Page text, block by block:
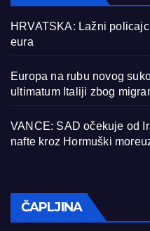
HRVATSKA: Lažni
eura
Europa na rubu novog
ultimatum Italiji zbog
VANCE: SAD očekuje od
nafte kroz Hormuški
ČAPLJINA